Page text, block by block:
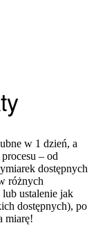
w 1 dzień, a
– od
dostępnych
różnych
ustalenie jak
dostępnych), po
miarę!